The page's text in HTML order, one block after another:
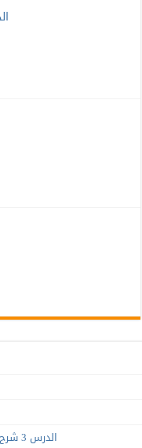
الدرس
الدرس 3 شرح أحاديث من (صحيح مسلم): كتاب الإيمان 1